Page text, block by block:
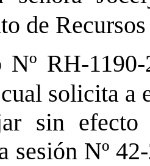
de
Nº RH-
solicita a
sin
sesión Nº